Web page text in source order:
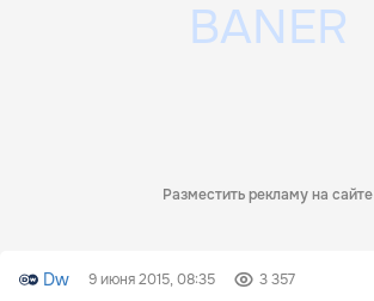
Разместить рекламу на сайте
Dw 9 июня 2015, 08:35 3 357